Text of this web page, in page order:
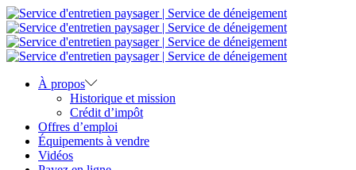
À propos
Historique et mission
Crédit d’impôt
Offres d’emploi
Équipements à vendre
Vidéos